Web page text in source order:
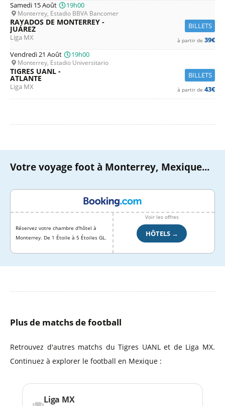
Samedi 15 Août
19h00
Monterrey, Estadio BBVA Bancomer
BILLETS
RAYADOS DE MONTERREY -
JUÁREZ
Liga MX à partir de 39€
Vendredi 21 Août
19h00
Monterrey, Estadio Universitario
BILLETS
TIGRES UANL -
ATLANTE
Liga MX à partir de 43€
Votre voyage foot à Monterrey, Mexique...
Réservez votre chambre d'hôtel à
Monterrey. De 1 Étoile à 5 Étoiles GL.
Voir les offres
HÔTELS →
Plus de matchs de football
Retrouvez d'autres matchs du Tigres UANL et de Liga MX.
Continuez à explorer le football en Mexique :
Liga MX